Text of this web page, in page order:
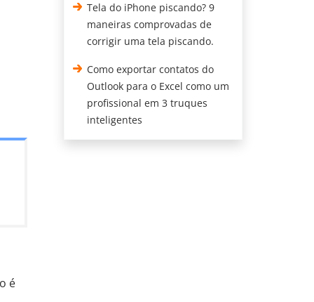
é
Tela do iPhone piscando? 9
maneiras comprovadas de
corrigir uma tela piscando.
Como exportar contatos do
Outlook para o Excel como um
profissional em 3 truques
inteligentes